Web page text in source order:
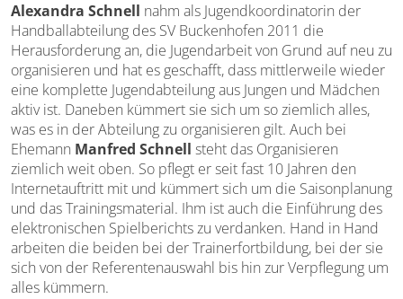
Alexandra Schnell nahm als Jugendkoordinatorin der
Handballabteilung des SV Buckenhofen 2011 die
Herausforderung an, die Jugendarbeit von Grund auf neu zu
organisieren und hat es geschafft, dass mittlerweile wieder
eine komplette Jugendabteilung aus Jungen und Mädchen
aktiv ist. Daneben kümmert sie sich um so ziemlich alles,
was es in der Abteilung zu organisieren gilt. Auch bei
Ehemann Manfred Schnell steht das Organisieren
ziemlich weit oben. So pflegt er seit fast 10 Jahren den
Internetauftritt mit und kümmert sich um die Saisonplanung
und das Trainingsmaterial. Ihm ist auch die Einführung des
elektronischen Spielberichts zu verdanken. Hand in Hand
arbeiten die beiden bei der Trainerfortbildung, bei der sie
sich von der Referentenauswahl bis hin zur Verpflegung um
alles kümmern.